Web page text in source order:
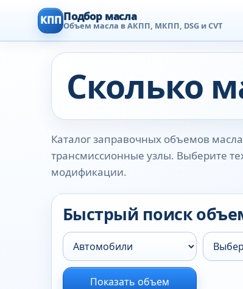
КПП Подбор масла
Объем масла в АКПП, МКПП, DSG и CVT
Сколько
Каталог заправочных объемов
трансмиссионные узлы. Выберите
модификации.
Быстрый поиск
Показать объем